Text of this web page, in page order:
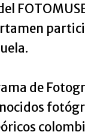
de